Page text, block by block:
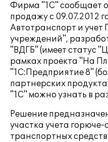
Фирма "1С" сообщает
продажу с 09.07.2012
Автотранспорт и учет
учреждений",
"ВДГБ" (имеет статус
рамках проекта "На
"1С:Предприятие 8"
партнерских
"1С" можно узнать в
Решение
участка учета
транспортных